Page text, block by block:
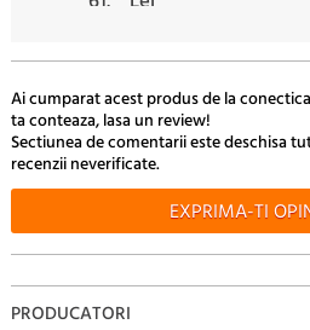
Ai cumparat acest produs de la
ta conteaza, lasa un review!
Sectiunea de comentarii este deschisa
recenzii neverificate.
EXPRIMA-TI
PRODUCATORI